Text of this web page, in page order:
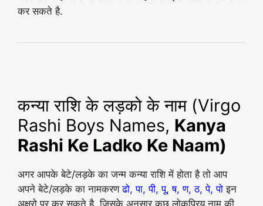
कर सकते है.
कन्या राशि के लड़को के नाम (Virgo
Rashi Boys Names, Kanya
Rashi Ke Ladko Ke Naam)
अगर आपके बेटे/लड़के का जन्म कन्या राशि में होता है तो आप
अपने बेटे/लड़के का नामकरणढो, पा, पी, पू, ष, ण, ठ, पे, पो इन